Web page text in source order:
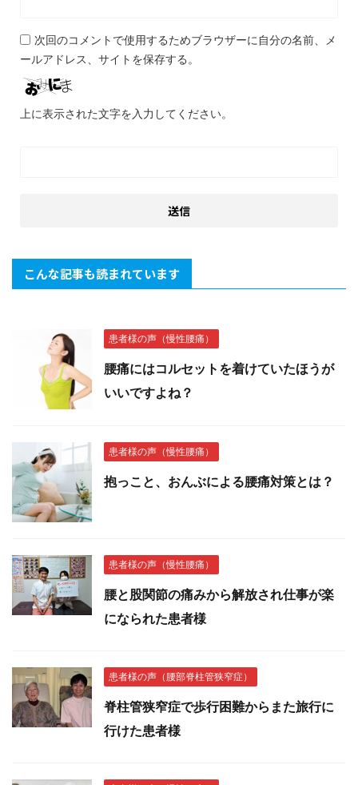
次回のコメントで使用するためブラウザーに自分の名前、メ
ールアドレス、サイトを保存する。
上に表示された文字を入力してください。
こんな記事も読まれています
患者様の声（慢性腰痛）
腰痛にはコルセットを着けていたほうが
いいですよね？
患者様の声（慢性腰痛）
抱っこと、おんぶによる腰痛対策とは？
患者様の声（慢性腰痛）
腰と股関節の痛みから解放され仕事が楽
になられた患者様
患者様の声（腰部脊柱管狭窄症）
脊柱管狭窄症で歩行困難からまた旅行に
行けた患者様